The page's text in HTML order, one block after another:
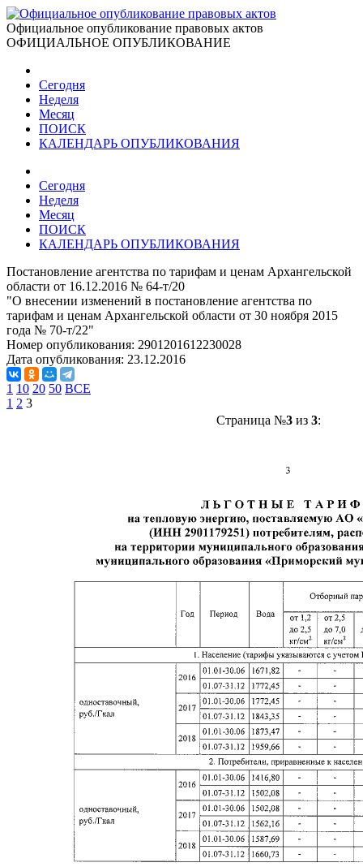
Официальное опубликование правовых актов
ОФИЦИАЛЬНОЕ ОПУБЛИКОВАНИЕ
Сегодня
Неделя
Месяц
ПОИСК
КАЛЕНДАРЬ ОПУБЛИКОВАНИЯ
Сегодня
Неделя
Месяц
ПОИСК
КАЛЕНДАРЬ ОПУБЛИКОВАНИЯ
Постановление агентства по тарифам и ценам Архангельской
области от 16.12.2016 № 64-т/20
"О внесении изменений в постановление агентства по
тарифам и ценам Архангельской области от 30 ноября 2015
года № 70-т/22"
Номер опубликования: 2901201612230028
Дата опубликования: 23.12.2016
1 10 20 50 ВСЕ
1 2 3
Страница №3из 3: